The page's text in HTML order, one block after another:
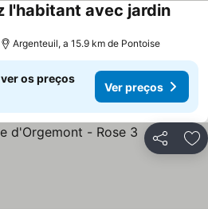
l'habitant avec jardin
Argenteuil, a 15.9 km de Pontoise
os preços
Ver preços
Partilhar